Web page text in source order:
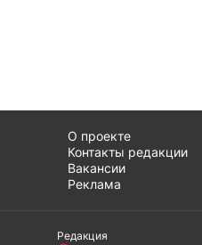
О проекте
Контакты редакции
Вакансии
Реклама
Редакция